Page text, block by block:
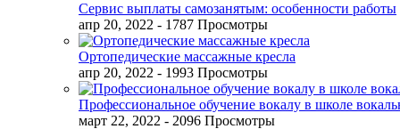
Сервис выплаты самозанятым: особенности работы
апр 20, 2022 - 1787 Просмотры
Ортопедические массажные кресла
апр 20, 2022 - 1993 Просмотры
Профессиональное обучение вокалу в школе
март 22, 2022 - 2096 Просмотры